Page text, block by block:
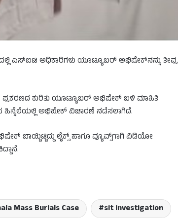
ಎಸ್‌ಐಟಿ ಅಧಿಕಾರಿಗಳು ಯೂಟ್ಯೂಬರ್ ಅಭಿಷೇಕ್‌ನನ್ನು ತೀವ್ರ
ಕುರಿತು ಯೂಟ್ಯೂಬರ್ ಅಭಿಷೇಕ್ ಬಳಿ ಮಾಹಿತಿ
ಹಿನ್ನೆಲೆಯಲ್ಲಿ ಅಭಿಷೇಕ್ ವಿಚಾರಣೆ ನಡೆಸಲಾಗಿದೆ.
ಬಾಯ್ಬಿಟ್ಟಿದ್ದು ಲೈಕ್ಸ್ ಹಾಗೂ ವ್ಯೂವ್ಸ್‌ಗಾಗಿ ವಿಡಿಯೋ
Mass Burials Case
sit investigation